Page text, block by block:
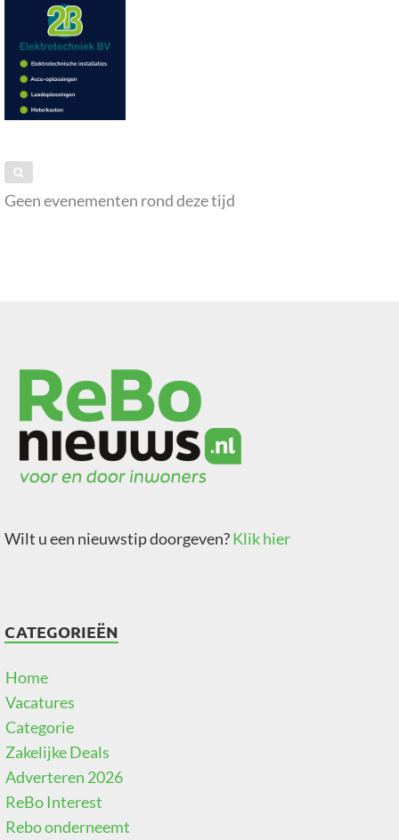
Geen evenementen rond deze tijd
Wilt u een nieuwstip doorgeven?Klik hier
CATEGORIEËN
Home
Vacatures
Categorie
Zakelijke Deals
Adverteren 2026
ReBo Interest
Rebo onderneemt